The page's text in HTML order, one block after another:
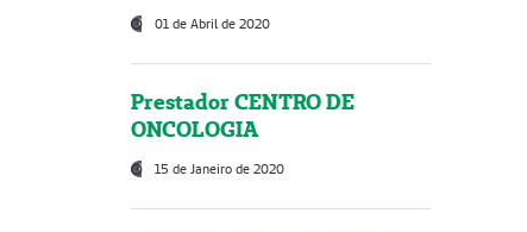
01 de Abril de 2020
Prestador CENTRO DE
ONCOLOGIA
15 de Janeiro de 2020